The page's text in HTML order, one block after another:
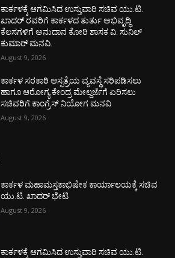
ಕಾರ್ಕಳಕ್ಕೆ ಆಗಮಿಸಿದ ಉಸ್ತುವಾರಿ ಸಚಿವ ಯು.ಟಿ.
ಖಾದರ್‌ ರವರಿಗೆ ಕಾರ್ಕಳದ ತುರ್ತು ಅಭಿವೃದ್ಧಿ
ಕೆಲಸಗಳಿಗೆ ಅನುದಾನ ಕೋರಿ ಶಾಸಕ ವಿ. ಸುನಿಲ್‌
ಕುಮಾರ್‌ ಮನವಿ.
August 9, 2026
ಕಾರ್ಕಳ ಸರಕಾರಿ ಆಸ್ಪತ್ರೆಯ ವ್ಯವಸ್ಥೆ ಸರಿಪಡಿಸಲು
ಹಾಗೂ ಆರೋಗ್ಯ ಕೇಂದ್ರ ಮೇಲ್ದರ್ಜೆಗೆ ಏರಿಸಲು
ಸಚಿವರಿಗೆ ಕಾಂಗ್ರೆಸ್ ನಿಯೋಗ ಮನವಿ
August 9, 2026
ಕಾರ್ಕಳ ಮಹಾಮಸ್ತಕಾಭಿಷೇಕ ಕಾರ್ಯಾಲಯಕ್ಕೆ ಸಚಿವ
ಯು.ಟಿ. ಖಾದರ್ ಭೇಟಿ
August 9, 2026
ಕಾರ್ಕಳಕ್ಕೆ ಆಗಮಿಸಿದ ಉಸ್ತುವಾರಿ ಸಚಿವ ಯು.ಟಿ.